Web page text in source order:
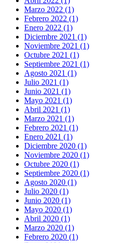
Marzo 2022 (1)
Febrero 2022 (1)
Enero 2022 (1)
Diciembre 2021 (1)
Noviembre 2021 (1)
Octubre 2021 (1)
Septiembre 2021 (1)
Agosto 2021 (1)
Julio 2021 (1)
Junio 2021 (1)
Mayo 2021 (1)
Abril 2021 (1)
Marzo 2021 (1)
Febrero 2021 (1)
Enero 2021 (1)
Diciembre 2020 (1)
Noviembre 2020 (1)
Octubre 2020 (1)
Septiembre 2020 (1)
Agosto 2020 (1)
Julio 2020 (1)
Junio 2020 (1)
Mayo 2020 (1)
Abril 2020 (1)
Marzo 2020 (1)
Febrero 2020 (1)